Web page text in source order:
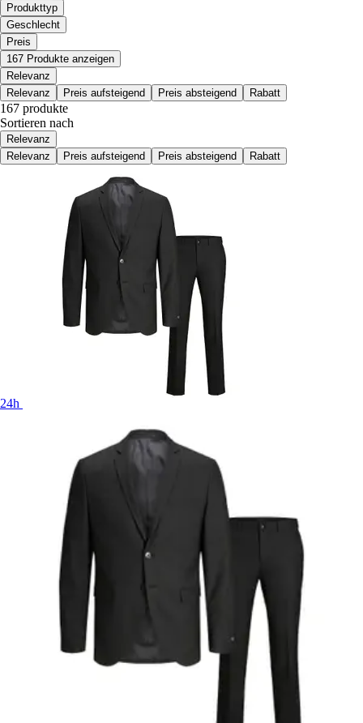
Produkttyp
Geschlecht
Preis
167 Produkte anzeigen
Relevanz
Relevanz
Preis aufsteigend Preis absteigend Rabatt
167 produkte
Sortieren nach
Relevanz
Relevanz
Preis aufsteigend Preis absteigend Rabatt
24h